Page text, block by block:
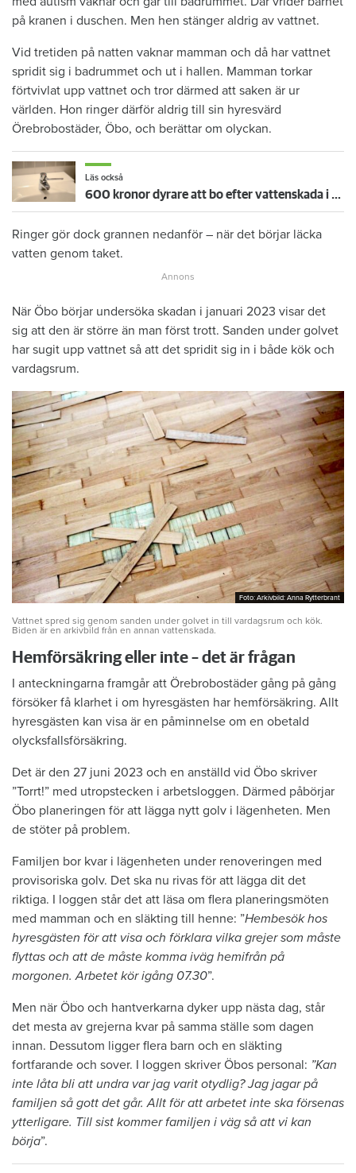
på kranen i duschen. Men hen stänger aldrig av vattnet.
Vid tretiden på natten vaknar mamman och då har vattnet
spridit sig i badrummet och ut i hallen. Mamman torkar
förtvivlat upp vattnet och tror därmed att saken är ur
världen. Hon ringer därför aldrig till sin hyresvärd
Örebrobostäder, Öbo, och berättar om olyckan.
Läs också
600 kronor dyrare att bo efter vattenskada i Varberg
Ringer gör dock grannen nedanför – när det börjar läcka
vatten genom taket.
När Öbo börjar undersöka skadan i januari 2023 visar det
sig att den är större än man först trott. Sanden under golvet
har sugit upp vattnet så att det spridit sig in i både kök och
vardagsrum.
Foto: Arkivbild: Anna Rytterbrant
Foto: Arkivbild: Anna Rytterbrant
Vattnet spred sig genom sanden under golvet in till vardagsrum och kök.
Biden är en arkivbild från en annan vattenskada.
Hemförsäkring eller inte – det är frågan
I anteckningarna framgår att Örebrobostäder gång på gång
försöker få klarhet i om hyresgästen har hemförsäkring. Allt
hyresgästen kan visa är en påminnelse om en obetald
olycksfallsförsäkring.
Det är den 27 juni 2023 och en anställd vid Öbo skriver
”Torrt!” med utropstecken i arbetsloggen. Därmed påbörjar
Öbo planeringen för att lägga nytt golv i lägenheten. Men
de stöter på problem.
Familjen bor kvar i lägenheten under renoveringen med
provisoriska golv. Det ska nu rivas för att lägga dit det
riktiga. I loggen står det att läsa om flera planeringsmöten
med mamman och en släkting till henne: ”Hembesök hos
hyresgästen för att visa och förklara vilka grejer som måste
flyttas och att de måste komma iväg hemifrån på
morgonen. Arbetet kör igång 07.30”.
Men när Öbo och hantverkarna dyker upp nästa dag, står
det mesta av grejerna kvar på samma ställe som dagen
innan. Dessutom ligger flera barn och en släkting
fortfarande och sover. I loggen skriver Öbos personal: ”Kan
inte låta bli att undra var jag varit otydlig? Jag jagar på
familjen så gott det går. Allt för att arbetet inte ska försenas
ytterligare. Till sist kommer familjen i väg så att vi kan
börja”.